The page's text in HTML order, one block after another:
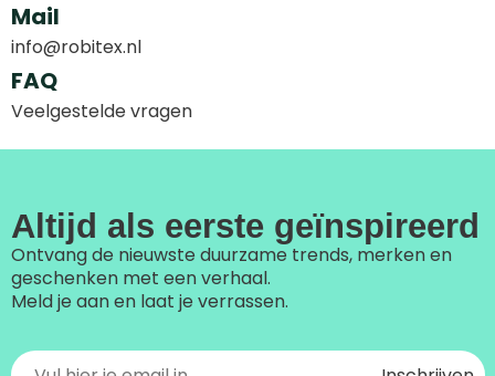
Mail
info@robitex.nl
FAQ
Veelgestelde vragen
Altijd als eerste geïnspireerd
Ontvang de nieuwste duurzame trends, merken en
geschenken met een verhaal.
Meld je aan en laat je verrassen.